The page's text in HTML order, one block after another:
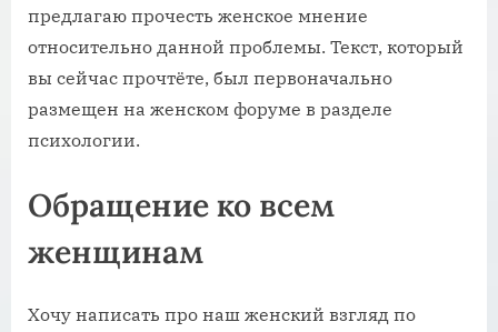
предлагаю прочесть женское мнение
относительно данной проблемы. Текст, который
вы сейчас прочтёте, был первоначально
размещен на женском форуме в разделе
психологии.
Обращение ко всем
женщинам
Хочу написать про наш женский взгляд по